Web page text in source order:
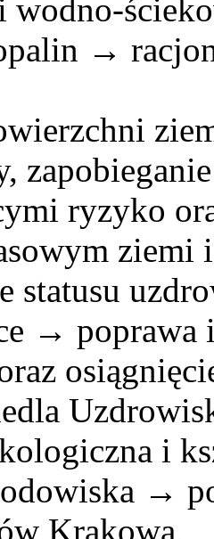
wodno-
→
ryzyko
ziemi
statusu
→ poprawa
i
→
Krakowa,